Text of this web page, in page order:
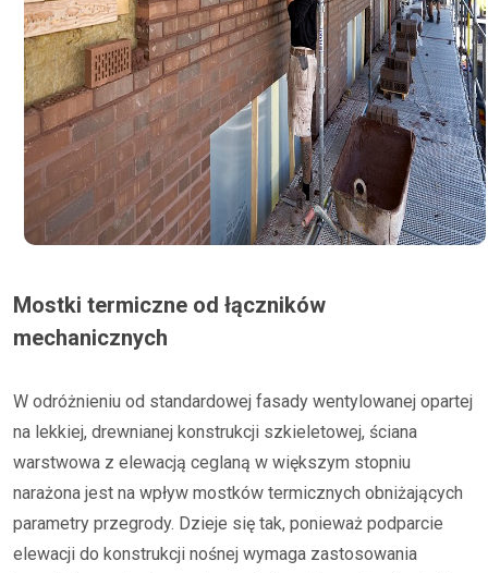
Mostki termiczne od łączników
mechanicznych
W odróżnieniu od standardowej fasady wentylowanej opartej
na lekkiej, drewnianej konstrukcji szkieletowej, ściana
warstwowa z elewacją ceglaną w większym stopniu
narażona jest na wpływ mostków termicznych obniżających
parametry przegrody. Dzieje się tak, ponieważ podparcie
elewacji do konstrukcji nośnej wymaga zastosowania